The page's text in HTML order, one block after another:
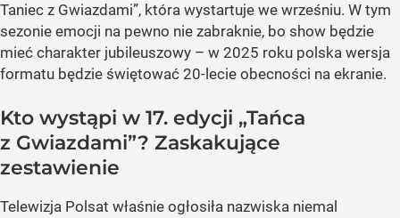
Taniec z Gwiazdami”, która wystartuje we wrześniu. W tym
sezonie emocji na pewno nie zabraknie, bo show będzie
mieć charakter jubileuszowy – w 2025 roku polska wersja
formatu będzie świętować 20-lecie obecności na ekranie.
Kto wystąpi w 17. edycji „Tańca
z Gwiazdami”? Zaskakujące
zestawienie
Telewizja Polsat właśnie ogłosiła nazwiska niemal